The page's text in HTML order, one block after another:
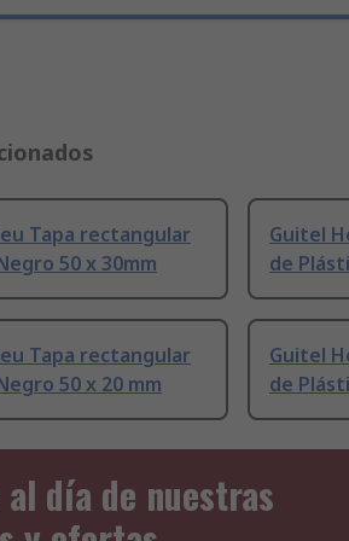
Tapa rectangular
50 x 30mm
Guitel
de
Tapa rectangular
50 x 20 mm
Guitel
de
día de nuestras